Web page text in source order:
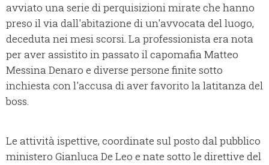
avviato una serie di perquisizioni mirate che hanno
preso il via dall'abitazione di un'avvocata del luogo,
deceduta nei mesi scorsi. La professionista era nota
per aver assistito in passato il capomafia Matteo
Messina Denaro e diverse persone finite sotto
inchiesta con l'accusa di aver favorito la latitanza del
boss.
Le attività ispettive, coordinate sul posto dal pubblico
ministero Gianluca De Leo e nate sotto le direttive del